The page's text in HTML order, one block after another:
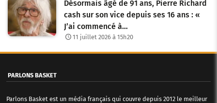
Désormais âgé de 91 ans, Pierre Richard
cash sur son vice depuis ses 16 ans : «
J’ai commencé à…
11 juillet 2026 à 15h20
PARLONS BASKET
Parlons Basket est un média français qui couvre depuis 2012 le meilleur